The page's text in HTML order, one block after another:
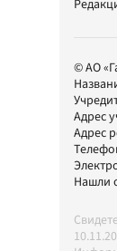
© АО
Адрес
Адрес
Нашли